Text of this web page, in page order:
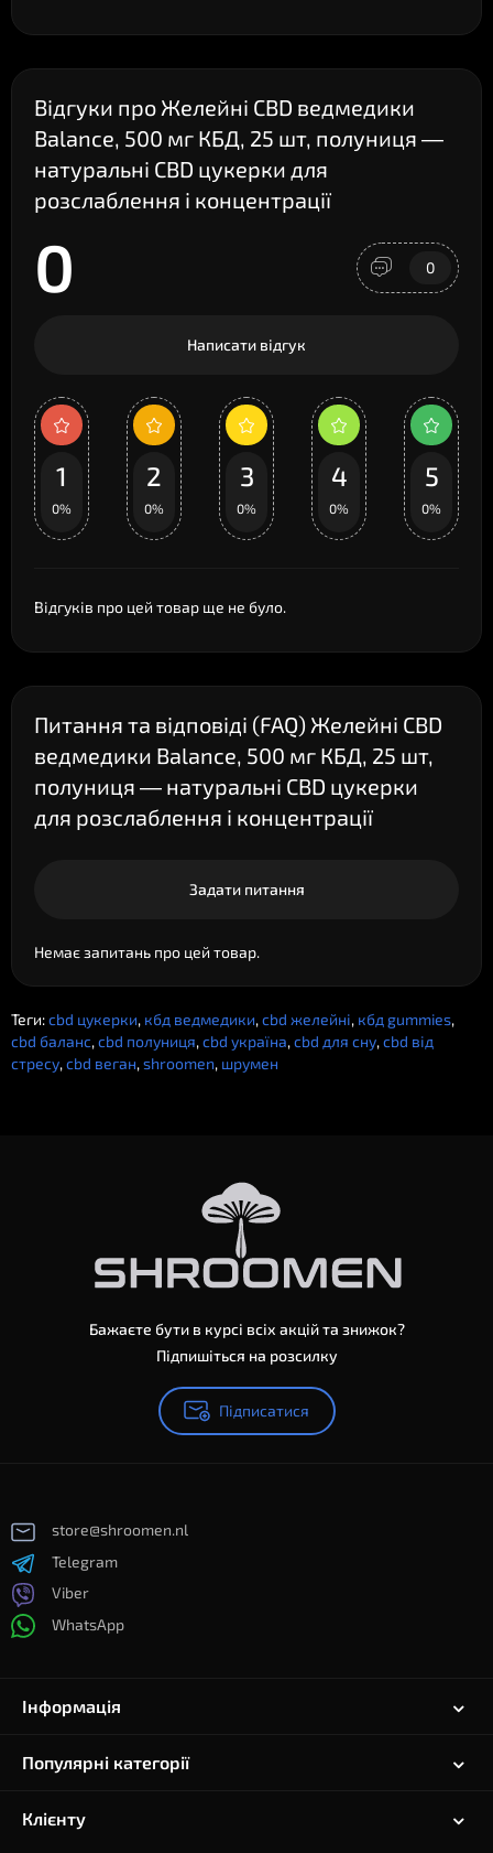
Відгуки про Желейні CBD ведмедики
Balance, 500 мг КБД, 25 шт, полуниця —
натуральні CBD цукерки для
розслаблення і концентрації
0 0
Написати відгук
1
0%
2
0%
3
0%
4
0%
5
0%
Відгуків про цей товар ще не було.
Питання та відповіді (FAQ) Желейні CBD
ведмедики Balance, 500 мг КБД, 25 шт,
полуниця — натуральні CBD цукерки
для розслаблення і концентрації
Задати питання
Немає запитань про цей товар.
Теги:cbd цукерки, кбд ведмедики,cbd желейні, кбд gummies,
cbd баланс,cbd полуниця,cbd україна,cbd для сну,cbd від
стресу,cbd веган,shroomen, шрумен
Бажаєте бути в курсі всіх акцій та знижок?
Підпишіться на розсилку
Підписатися
store@shroomen.nl
Telegram
Viber
WhatsApp
Інформація
Популярні категорії
Клієнту